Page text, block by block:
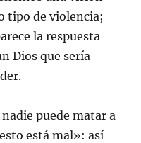
tipo de violencia;
la respuesta
Dios que sería
puede matar a
está mal»: así